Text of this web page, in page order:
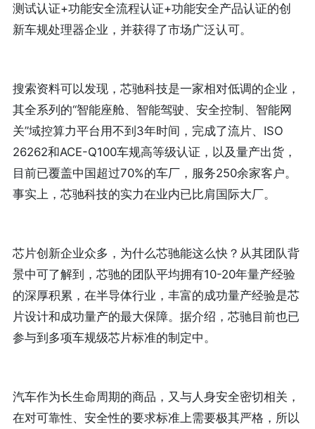
测试认证+功能安全流程认证+功能安全产品认证的创
新车规处理器企业，并获得了市场广泛认可。
搜索资料可以发现，芯驰科技是一家相对低调的企业，
其全系列的“智能座舱、智能驾驶、安全控制、智能网
关”域控算力平台用不到3年时间，完成了流片、ISO
26262和ACE-Q100车规高等级认证，以及量产出货，
目前已覆盖中国超过70%的车厂，服务250余家客户。
事实上，芯驰科技的实力在业内已比肩国际大厂。
芯片创新企业众多，为什么芯驰能这么快？从其团队背
景中可了解到，芯驰的团队平均拥有10-20年量产经验
的深厚积累，在半导体行业，丰富的成功量产经验是芯
片设计和成功量产的最大保障。据介绍，芯驰目前也已
参与到多项车规级芯片标准的制定中。
汽车作为长生命周期的商品，又与人身安全密切相关，
在对可靠性、安全性的要求标准上需要极其严格，所以